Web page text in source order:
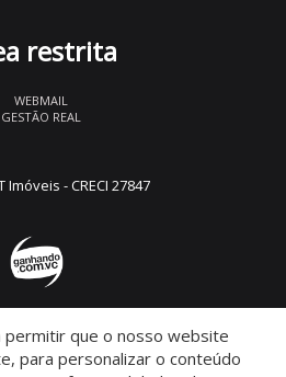
restrita
WEBMAIL
GESTÃO REAL
Imóveis - CRECI 27847
por:
permitir que o nosso website
para personalizar o conteúdo